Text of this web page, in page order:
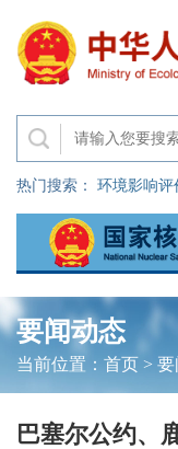
热门搜索： 环境影响评
要闻动态
当前位置： 首页> 要
巴塞尔公约、